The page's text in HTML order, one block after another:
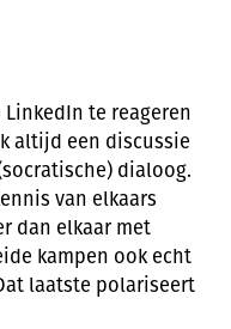
te reageren
altijd een discussie
dialoog.
van elkaars
dan elkaar met
kampen ook echt
laatste polariseert